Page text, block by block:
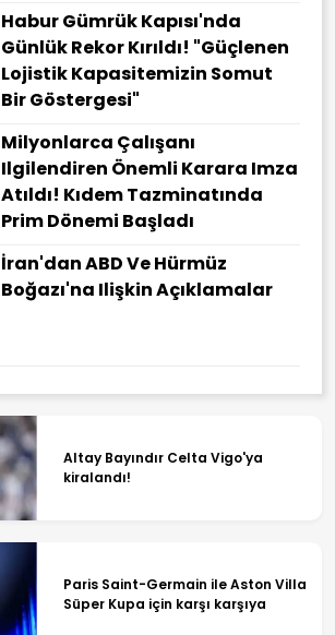
Habur Gümrük Kapısı'nda
Günlük Rekor Kırıldı! "Güçlenen
Lojistik Kapasitemizin Somut
Bir Göstergesi"
Milyonlarca Çalışanı
Ilgilendiren Önemli Karara Imza
Atıldı! Kıdem Tazminatında
Prim Dönemi Başladı
İran'dan ABD Ve Hürmüz
Boğazı'na Ilişkin Açıklamalar
Altay Bayındır Celta Vigo'ya
kiralandı!
Paris Saint-Germain ile Aston Villa
Süper Kupa için karşı karşıya